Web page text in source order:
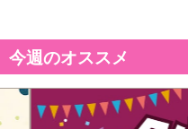
今週のオススメ